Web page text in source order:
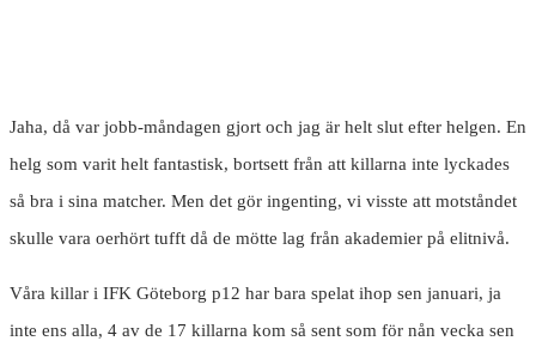
Jaha, då var jobb-måndagen gjort och jag är helt slut efter helgen. En
helg som varit helt fantastisk, bortsett från att killarna inte lyckades
så bra i sina matcher. Men det gör ingenting, vi visste att motståndet
skulle vara oerhört tufft då de mötte lag från akademier på elitnivå.
Våra killar i IFK Göteborg p12 har bara spelat ihop sen januari, ja
inte ens alla, 4 av de 17 killarna kom så sent som för nån vecka sen